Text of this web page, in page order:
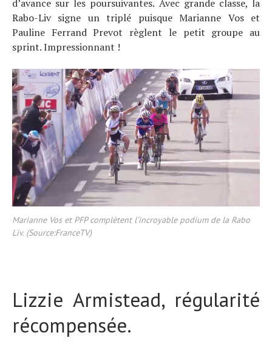
d’avance sur les poursuivantes. Avec grande classe, la
Rabo-Liv signe un triplé puisque Marianne Vos et
Pauline Ferrand Prevot règlent le petit groupe au
sprint. Impressionnant !
Marianne Vos et PFP complètent l’incroyable podium de la Rabo
Liv. (Source:FranceTV)
Lizzie Armistead, régularité
récompensée.